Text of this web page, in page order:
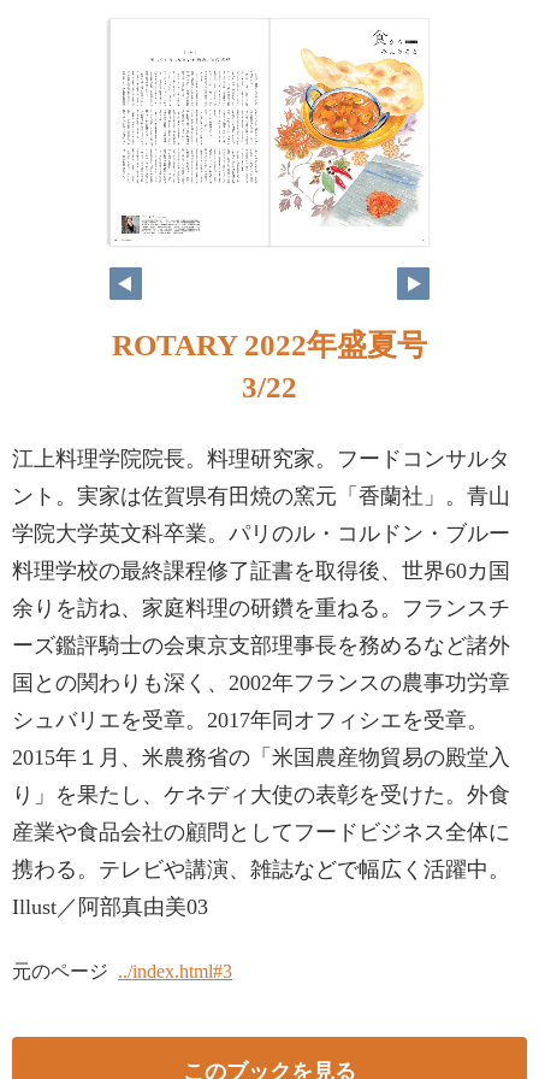
ROTARY 2022年盛夏号
3/22
江上料理学院院長。料理研究家。フードコンサルタ
ント。実家は佐賀県有田焼の窯元「香蘭社」。青山
学院大学英文科卒業。パリのル・コルドン・ブルー
料理学校の最終課程修了証書を取得後、世界60カ国
余りを訪ね、家庭料理の研鑽を重ねる。フランスチ
ーズ鑑評騎士の会東京支部理事長を務めるなど諸外
国との関わりも深く、2002年フランスの農事功労章
シュバリエを受章。2017年同オフィシエを受章。
2015年１月、米農務省の「米国農産物貿易の殿堂入
り」を果たし、ケネディ大使の表彰を受けた。外食
産業や食品会社の顧問としてフードビジネス全体に
携わる。テレビや講演、雑誌などで幅広く活躍中。
Illust／阿部真由美03
元のページ ../index.html#3
このブックを見る